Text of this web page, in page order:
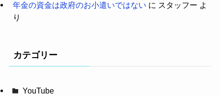
年金の資金は政府のお小遣いではない に スタッフー よ
り
カテゴリー
YouTube